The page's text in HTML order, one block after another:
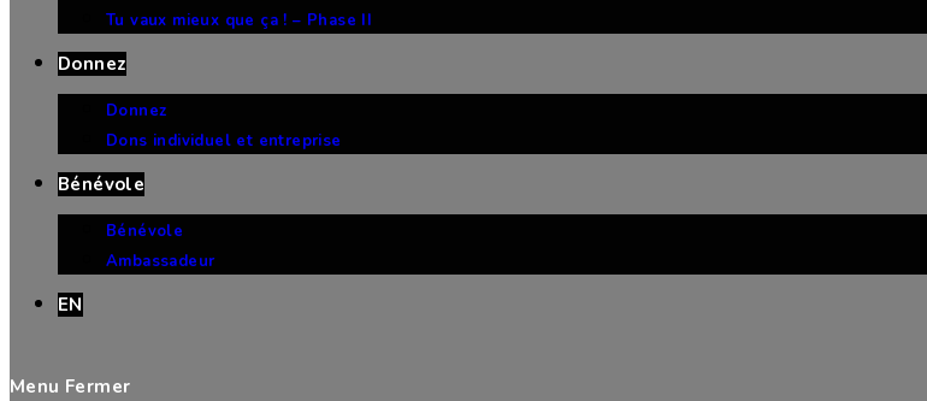
Tu vaux mieux que ça ! – Phase II
Donnez
Donnez
Dons individuel et entreprise
Bénévole
Bénévole
Ambassadeur
EN
Menu Fermer